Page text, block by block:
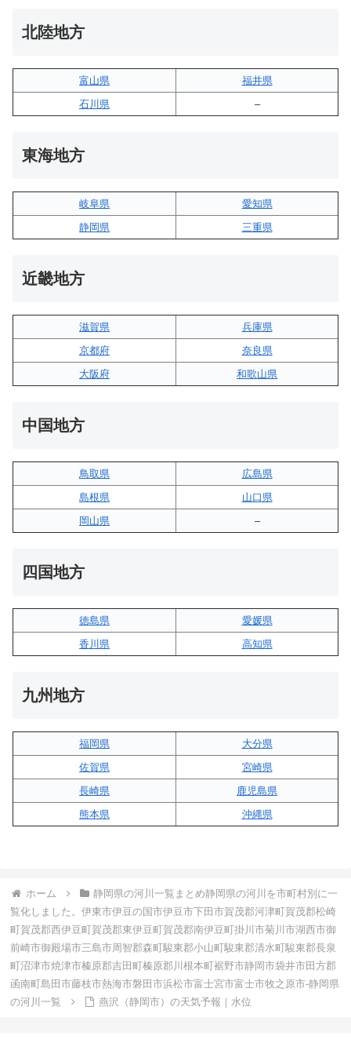
北陸地方
富山県
福井県
石川県
–
東海地方
岐阜県
愛知県
静岡県
三重県
近畿地方
滋賀県
兵庫県
京都府
奈良県
大阪府
和歌山県
中国地方
鳥取県
広島県
島根県
山口県
岡山県
–
四国地方
徳島県
愛媛県
香川県
高知県
九州地方
福岡県
大分県
佐賀県
宮崎県
長崎県
鹿児島県
熊本県
沖縄県
ホーム
静岡県の河川一覧まとめ静岡県の河川を市町村別に一
覧化しました。伊東市伊豆の国市伊豆市下田市賀茂郡河津町賀茂郡松崎
町賀茂郡西伊豆町賀茂郡東伊豆町賀茂郡南伊豆町掛川市菊川市湖西市御
前崎市御殿場市三島市周智郡森町駿東郡小山町駿東郡清水町駿東郡長泉
町沼津市焼津市榛原郡吉田町榛原郡川根本町裾野市静岡市袋井市田方郡
函南町島田市藤枝市熱海市磐田市浜松市富士宮市富士市牧之原市-静岡県
の河川一覧
燕沢（静岡市）の天気予報｜水位